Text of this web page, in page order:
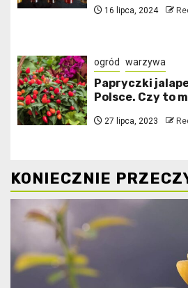
16 lipca, 2024
ogród warzywa
Papryczki
Polsce. Czy to
27 lipca, 2023
KONIECZNIE